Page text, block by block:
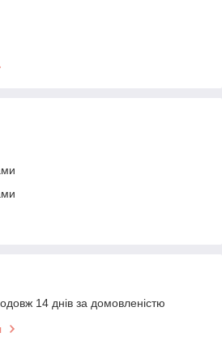
14 днів за домовленістю